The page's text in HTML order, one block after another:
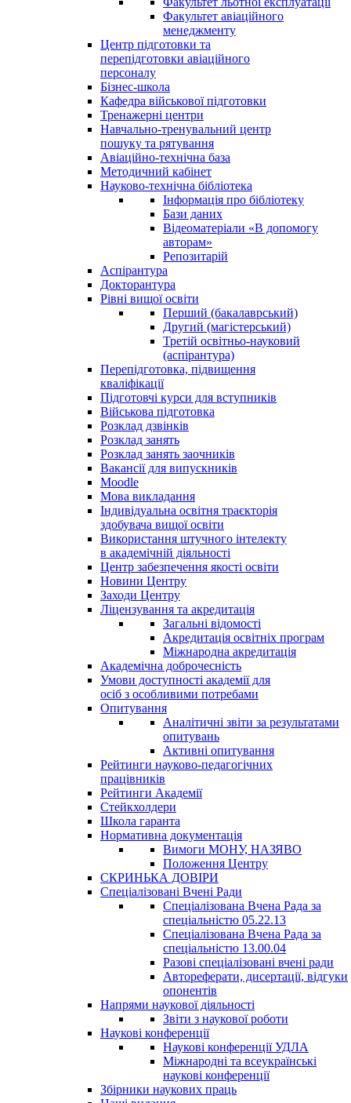
Факультет авіаційного
менеджменту
Центр підготовки та
перепідготовки авіаційного
персоналу
Бізнес-школа
Кафедра військової підготовки
Тренажерні центри
Навчально-тренувальний центр
пошуку та рятування
Авіаційно-технічна база
Методичний кабінет
Науково-технічна бібліотека
Інформація про бібліотеку
Бази даних
Відеоматеріали «В допомогу
авторам»
Репозитарій
Аспірантура
Докторантура
Рівні вищої освіти
Перший (бакалаврський)
Другий (магістерський)
Третій освітньо-науковий
(аспірантура)
Перепідготовка, підвищення
кваліфікації
Пiдготовчі курси для вступників
Військова підготовка
Розклад дзвінків
Розклад занять
Розклад занять заочників
Вакансії для випускників
Moodle
Мова викладання
Індивідуальна освітня траєкторія
здобувача вищої освіти
Використання штучного інтелекту
в академічній діяльності
Центр забезпечення якості освіти
Новини Центру
Заходи Центру
Ліцензування та акредитація
Загальні відомості
Акредитація освітніх програм
Міжнародна акредитація
Академічна доброчесність
Умови доступності академії для
осіб з особливими потребами
Опитування
Аналітичні звіти за результатами
опитувань
Активні опитування
Рейтинги науково-педагогічних
працівників
Рейтинги Академії
Стейкхолдери
Школа гаранта
Нормативна документація
Вимоги МОНУ, НАЗЯВО
Положення Центру
СКРИНЬКА ДОВІРИ
Спеціалізовані Вчені Ради
Спеціалізована Вчена Рада за
спеціальністю 05.22.13
Спеціалізована Вчена Рада за
спеціальністю 13.00.04
Разові спеціалізовані вчені ради
Автореферати, дисертації, відгуки
опонентів
Напрями наукової діяльності
Звіти з наукової роботи
Наукові конференції
Наукові конференції УДЛА
Міжнародні та всеукраїнські
наукові конференції
Збірники наукових праць